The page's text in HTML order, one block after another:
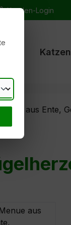
Kunden-Login
aus Ente,